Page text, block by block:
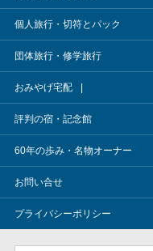
個人旅行・切符とパック
団体旅行・修学旅行
おみやげ宅配
評判の宿・記念館
60年の歩み・名物オーナー
お問い合せ
プライバシーポリシー